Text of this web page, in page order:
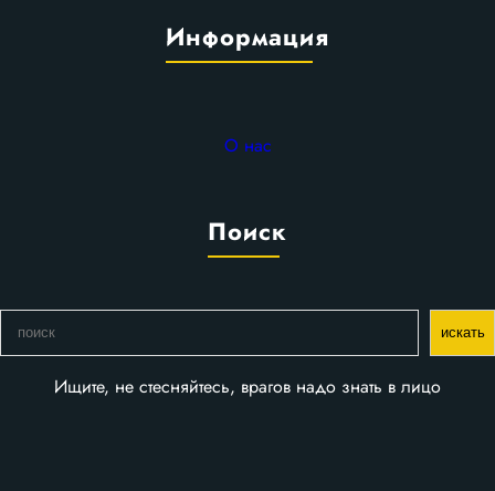
Информация
О нас
Поиск
с
искать
Ищите, не стесняйтесь, врагов надо знать в лицо